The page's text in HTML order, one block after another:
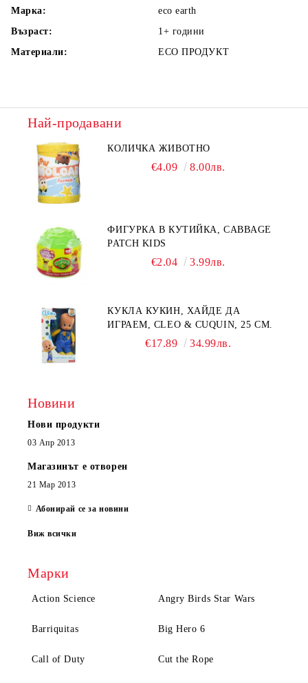
Марка:
eco earth
Възраст:
1+ години
Материали:
ECO ПРОДУКТ
Най-продавани
КОЛИЧКА ЖИВОТНО
€4.09 8.00лв.
ФИГУРКА В КУТИЙКА, CABBAGE
PATCH KIDS
€2.04 3.99лв.
КУКЛА КУКИН, ХАЙДЕ ДА
ИГРАЕМ, CLEO & CUQUIN, 25 СМ.
€17.89 34.99лв.
Новини
Нови продукти
03 Апр 2013
Магазинът е отворен
21 Мар 2013
Абонирай се за новини
Виж всички
Марки
Action Science Angry Birds Star Wars
Barriquitas Big Hero 6
Call of Duty Cut the Rope